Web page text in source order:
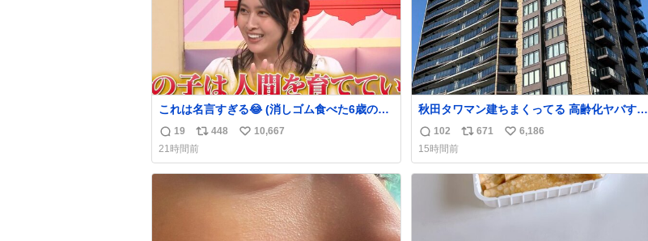
これは名言すぎる😂 (消しゴム食べた6歳の弟
を思い出しながら)
返
信
数
19
リ
ポ
ス
ト
448
い
ね
数
10,667
21時間前
秋田タワマン建ちまくってる 高齢化ヤバすぎ
て駅前にコンパクトシティつくって高齢者を
住ませる考えらしい 病院も全部駅前にある
返
信
数
102
リ
ス
数
671
い
ね
数
6,186
15時間前